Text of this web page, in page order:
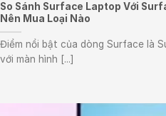
So Sánh Surface Laptop Với
Nên Mua Loại Nào
Điểm nổi bật của dòng Surface là
với màn hình [...]